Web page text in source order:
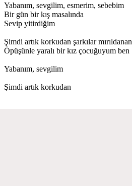
Yabanım, sevgilim, esmerim, sebebim
Bir gün bir kış masalında
Sevip yitirdiğim
Şimdi artık korkudan şarkılar mırıldanan
Öpüşünle yaralı bir kız çocuğuyum ben
Yabanım, sevgilim
Şimdi artık korkudan